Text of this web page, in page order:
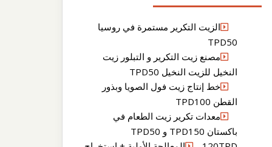
الزيت التكرير مستمرة في روسيا
TPD50
مصنع زيت التكرير و التبلور زيت
النخيل للزيت النخيل TPD50
خط إنتاج زيت فول الصويا وبذور
القطن TPD100
معدات تكرير زيت الطعام في
باكستان TPD150 و TPD50